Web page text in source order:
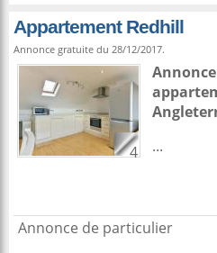
Appartement Redhill
Annonce gratuite du 28/12/2017.
4
...
Annonce de particulier